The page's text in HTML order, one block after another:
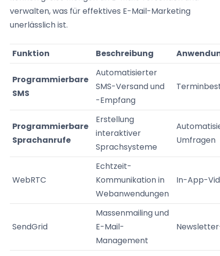
verwalten, was für effektives E-Mail-Marketing
unerlässlich ist.
Funktion Beschreibung
Programmierbare
SMS
Automatisierter
SMS-Versand und
-Empfang
Programmierbare
Sprachanrufe
Erstellung
interaktiver
Sprachsysteme
Umfragen
WebRTC
Echtzeit-
Kommunikation in
Webanwendungen
In-App-
SendGrid
Massenmailing und
E-Mail-
Management